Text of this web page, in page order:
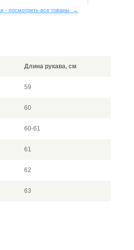
- посмотреть все товары →
Длина рукава, см
59
60
60-61
61
62
63